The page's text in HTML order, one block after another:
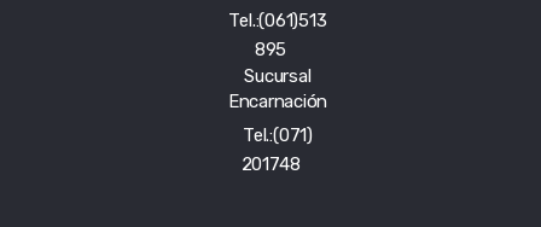
Tel.:(061)513
895
Sucursal
Encarnación
Tel.:(071)
201748